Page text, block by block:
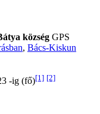
község GPS
, Bács-Kiskun
-ig (fő)[1] [2]